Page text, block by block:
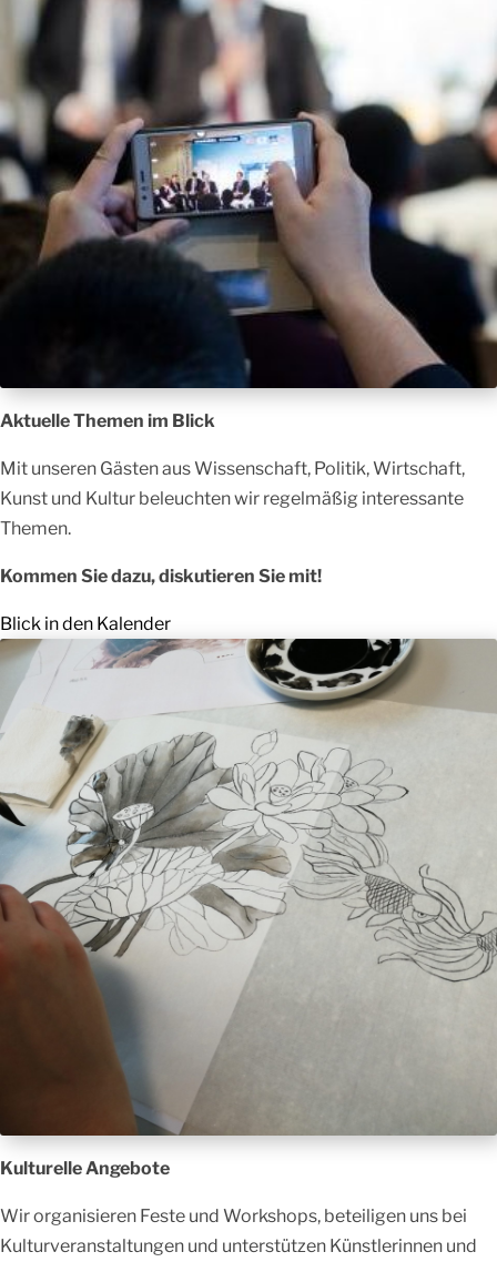
Aktuelle Themen im Blick
Mit unseren Gästen aus Wissenschaft, Politik, Wirtschaft,
Kunst und Kultur beleuchten wir regelmäßig interessante
Themen.
Kommen Sie dazu, diskutieren Sie mit!
Blick in den Kalender
Kulturelle Angebote
Wir organisieren Feste und Workshops, beteiligen uns bei
Kulturveranstaltungen und unterstützen Künstlerinnen und